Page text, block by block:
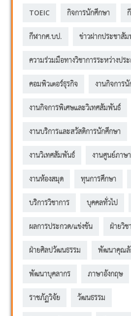
TOEIC กิจการนักศึกษา
กีฬากศ.บป. ข่าวฝากประชาสั
ความร่วมมือทางวิชาการระหว่างประ
คอมพิวเตอร์ธุรกิจ งานกิจการ
งานกิจการพิเศษและวิเทศสัมพันธ์
งานบริการและสวัสดิการนักศึกษา
งานวิเทศสัมพันธ์ งานศูนย์ภาษา
งานห้องสมุด ทุนการศึกษา
บริการวิชาการ บุคคลทั่วไป
ผลการประกวด/แข่งขัน ฝ่ายวิช
ฝ่ายศิลปวัฒนธรรม พัฒนาคุณ
พัฒนาบุคลากร ภาษาอังกฤษ
ราชภัฏวิจัย วัฒนธรรม